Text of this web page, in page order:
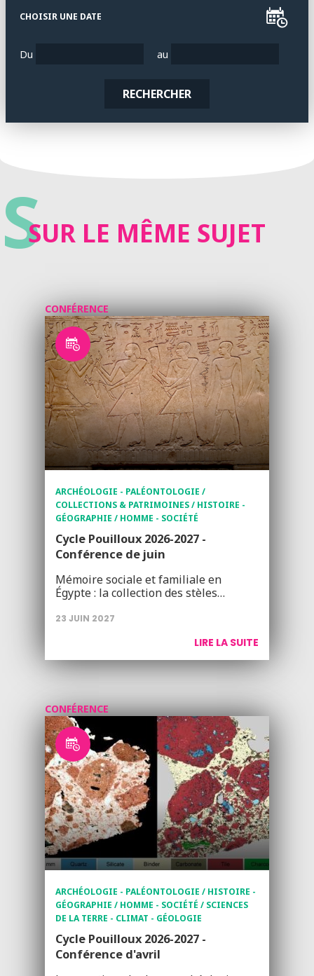
CHOISIR UNE DATE
Du au
RECHERCHER
SSUR LE MÊME SUJET
CONFÉRENCE
ARCHÉOLOGIE - PALÉONTOLOGIE /
COLLECTIONS & PATRIMOINES / HISTOIRE -
GÉOGRAPHIE / HOMME - SOCIÉTÉ
Cycle Pouilloux 2026-2027 -
Conférence de juin
Mémoire sociale et familiale en
Égypte : la collection des stèles…
23 JUIN 2027
LIRE LA SUITE
CONFÉRENCE
ARCHÉOLOGIE - PALÉONTOLOGIE / HISTOIRE -
GÉOGRAPHIE / HOMME - SOCIÉTÉ / SCIENCES
DE LA TERRE - CLIMAT - GÉOLOGIE
Cycle Pouilloux 2026-2027 -
Conférence d'avril